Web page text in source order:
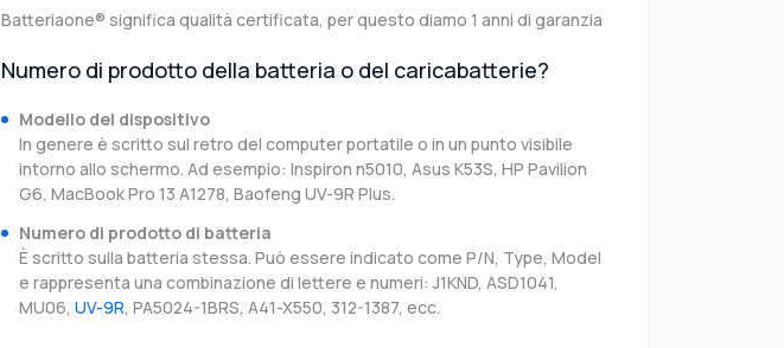
Batteriaone® significa qualità certificata, per questo diamo 1 anni di garanzia
Numero di prodotto della batteria o del caricabatterie?
Modello del dispositivo
In genere è scritto sul retro del computer portatile o in un punto visibile
intorno allo schermo. Ad esempio: Inspiron n5010, Asus K53S, HP Pavilion
G6, MacBook Pro 13 A1278, Baofeng UV-9R Plus.
Numero di prodotto di batteria
È scritto sulla batteria stessa. Può essere indicato come P/N, Type, Model
e rappresenta una combinazione di lettere e numeri: J1KND, ASD1041,
MU06, UV-9R, PA5024-1BRS, A41-X550, 312-1387, ecc.